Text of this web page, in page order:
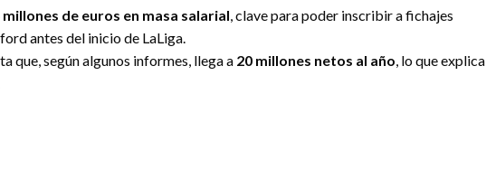
de euros en masa salarial, clave para poder inscribir a fichajes
antes del inicio de LaLiga.
que, según algunos informes, llega a 20 millones netos al año, lo que explica